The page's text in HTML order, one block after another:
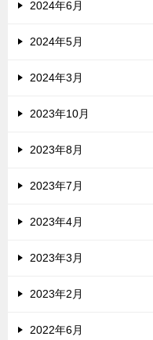
2024年6月
2024年5月
2024年3月
2023年10月
2023年8月
2023年7月
2023年4月
2023年3月
2023年2月
2022年6月